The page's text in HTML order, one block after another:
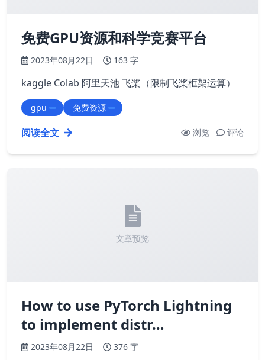
免费GPU资源和科学竞赛平台
2023年08月22日 163 字
kaggle Colab 阿里天池飞桨（限制飞桨框架运算）
gpu 免费资源
阅读全文 浏览 评论
文章预览
How to use PyTorch Lightning
to implement distr…
2023年08月22日 376 字